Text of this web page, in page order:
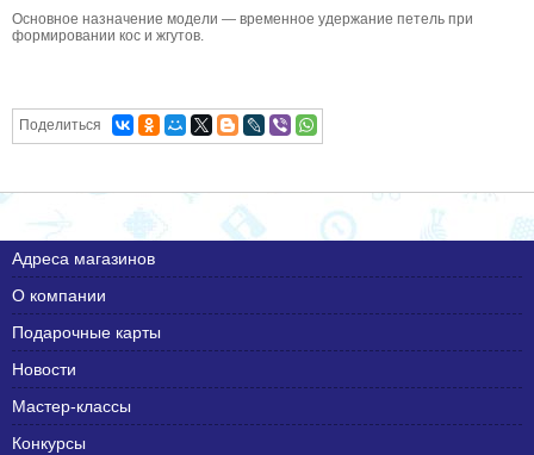
Основное назначение модели — временное удержание петель при
формировании кос и жгутов.
Поделиться
Адреса магазинов
О компании
Подарочные карты
Новости
Мастер-классы
Конкурсы